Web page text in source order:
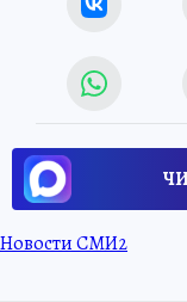
Новости СМИ2